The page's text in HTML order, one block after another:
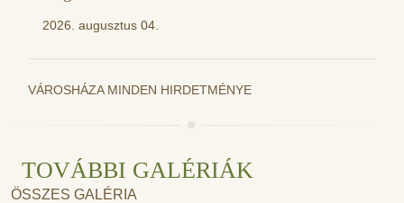
2026. augusztus 04.
VÁROSHÁZA MINDEN HIRDETMÉNYE
TOVÁBBI GALÉRIÁK
ÖSSZES GALÉRIA